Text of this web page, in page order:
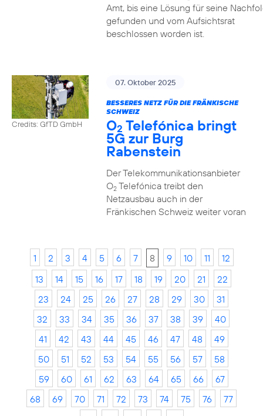
Amt, bis eine Lösung für seine
gefunden und vom Aufsichtsrat
beschlossen worden ist.
Credits: GfTD GmbH
07. Oktober 2025
BESSERES NETZ FÜR DIE FRÄNKISCHE
SCHWEIZ
O2 Telefónica bringt
5G zur Burg
Rabenstein
Der Telekommunikationsanbieter
O2Telefónica treibt den
Netzausbau auch in der
Fränkischen Schweiz weiter voran
1 2 3 4 5 6 7 8 9 10 11
12
13
14 15 16 17 18 19 20 21
22
23
24 25 26 27 28 29 30
31
32
33 34 35 36 37 38 39
40
41
42 43 44 45 46 47 48
49
50
51 52 53 54 55 56 57
58
59
60 61 62 63 64 65 66
67
68
69 70 71 72 73 74 75 76
77